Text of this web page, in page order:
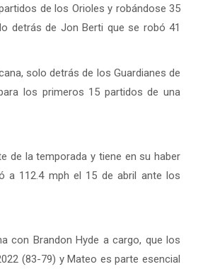
de los Orioles y robándose 35
detrás de Jon Berti que se robó 41
solo detrás de los Guardianes de
los primeros 15 partidos de una
de la temporada y tiene en su haber
a 112.4 mph el 15 de abril ante los
con Brandon Hyde a cargo, que los
(83-79) y Mateo es parte esencial